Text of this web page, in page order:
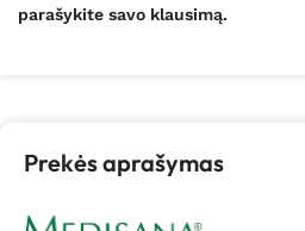
parašykite savo klausimą.
Prekės aprašymas